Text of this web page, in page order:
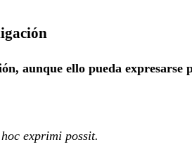
aunque ello pueda expresarse
exprimi possit.